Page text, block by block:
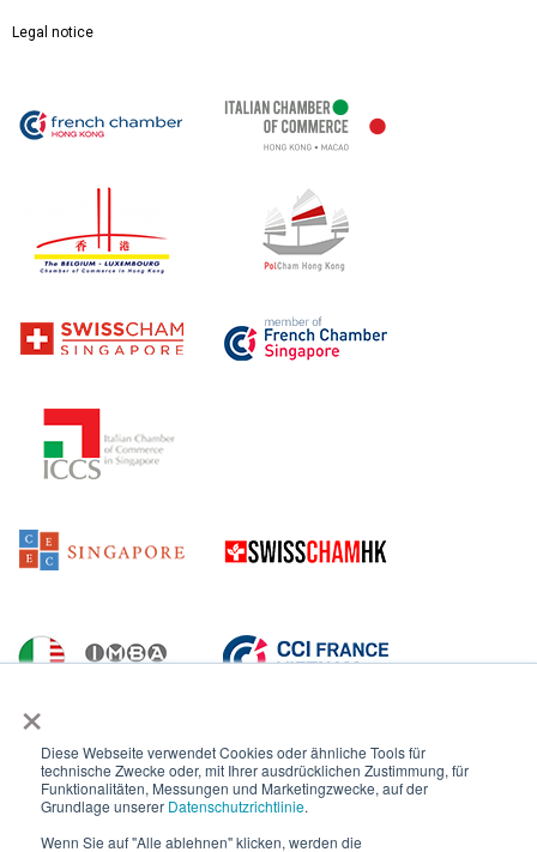
×
Diese Webseite verwendet Cookies oder ähnliche Tools für
technische Zwecke oder, mit Ihrer ausdrücklichen Zustimmung, für
Funktionalitäten, Messungen und Marketingzwecke, auf der
Grundlage unserer Datenschutzrichtlinie.
Wenn Sie auf "Alle ablehnen" klicken, werden die
Legal notice